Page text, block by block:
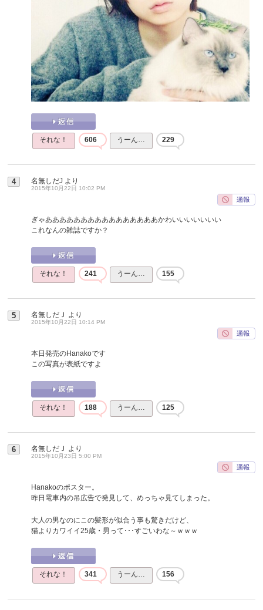
それな！ 606 うーん… 229
4 名無しだJ より
2015年10月22日 10:02 PM
ぎゃああああああああああああああああかわいいいいいいい
これなんの雑誌ですか？
それな！ 241 うーん… 155
5 名無しだＪ より
2015年10月22日 10:14 PM
本日発売のHanakoです
この写真が表紙ですよ
それな！ 188 うーん… 125
6 名無しだＪ より
2015年10月23日 5:00 PM
Hanakoのポスター。
昨日電車内の吊広告で発見して、めっちゃ見てしまった。
大人の男なのにこの髪形が似合う事も驚きだけど、
猫よりカワイイ25歳・男って･･･すごいわな～ｗｗｗ
それな！ 341 うーん… 156